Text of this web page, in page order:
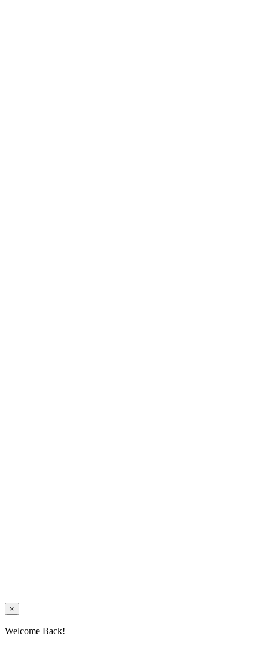
×
Welcome Back!